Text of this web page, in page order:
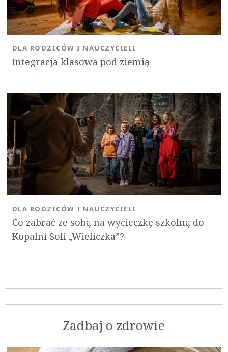
Integracja klasowa pod ziemią
DLA RODZICÓW I NAUCZYCIELI
Co zabrać ze sobą na wycieczkę szkolną do
Kopalni Soli „Wieliczka”?
DLA RODZICÓW I NAUCZYCIELI
Zadbaj o zdrowie